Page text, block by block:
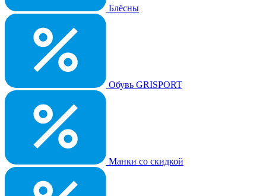
Блёсны
Обувь GRISPORT
Манки со скидкой